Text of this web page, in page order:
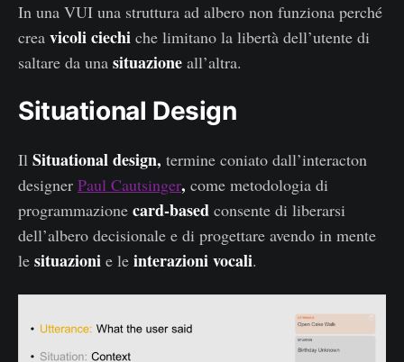
In una VUI una struttura ad albero non funziona perché
crea vicoli ciechi che limitano la libertà dell’utente di
saltare da una situazione all’altra.
Situational Design
Il Situational design, termine coniato dall’interacton
designer Paul Cautsinger, come metodologia di
programmazione card-based consente di liberarsi
dell’albero decisionale e di progettare avendo in mente
le situazioni e le interazioni vocali.